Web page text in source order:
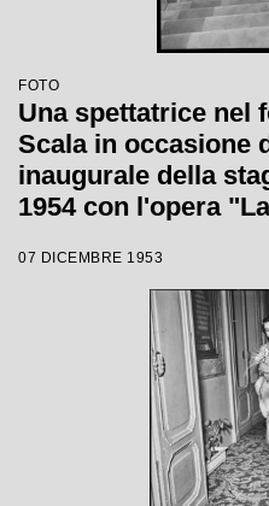
FOTO
Una spettatrice nel
Scala in occasione
inaugurale della
1954 con l'opera
con la regia di
07 DICEMBRE 1953